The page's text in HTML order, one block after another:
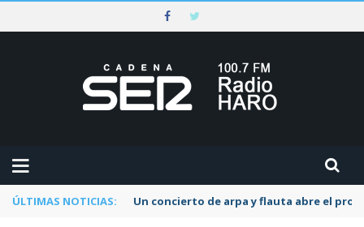
ÚLTIMAS NOTICIAS: Un concierto de arpa y flauta abre el